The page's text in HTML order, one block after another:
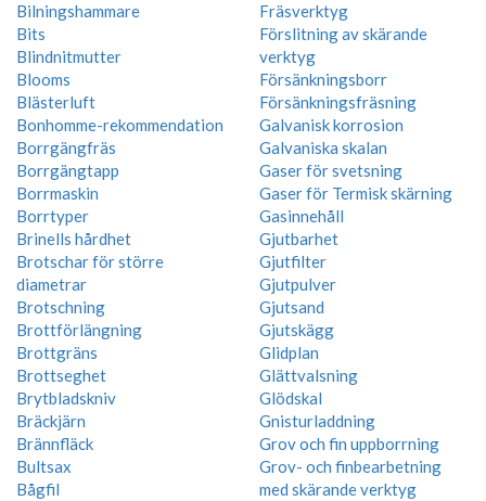
Bilningshammare
Bits
Blindnitmutter
Blooms
Blästerluft
Bonhomme-rekommendation
Borrgängfräs
Borrgängtapp
Borrmaskin
Borrtyper
Brinells hårdhet
Brotschar för större
diametrar
Brotschning
Brottförlängning
Brottgräns
Brottseghet
Brytbladskniv
Bräckjärn
Brännfläck
Bultsax
Bågfil
Fräsverktyg
Förslitning av skärande
verktyg
Försänkningsborr
Försänkningsfräsning
Galvanisk korrosion
Galvaniska skalan
Gaser för svetsning
Gaser för Termisk skärning
Gasinnehåll
Gjutbarhet
Gjutfilter
Gjutpulver
Gjutsand
Gjutskägg
Glidplan
Glättvalsning
Glödskal
Gnisturladdning
Grov och fin uppborrning
Grov- och finbearbetning
med skärande verktyg